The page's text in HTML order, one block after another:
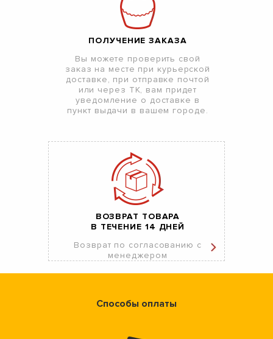
ПОЛУЧЕНИЕ ЗАКАЗА
Вы можете проверить свой
заказ на месте при курьерской
доставке, при отправке почтой
или через ТК, вам придет
уведомление о доставке в
пункт выдачи в вашем городе.
ВОЗВРАТ ТОВАРА
В ТЕЧЕНИЕ 14 ДНЕЙ
Возврат по согласованию с
менеджером
Способы оплаты